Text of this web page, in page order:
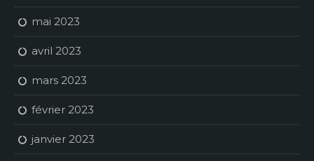
mai 2023
avril 2023
mars 2023
février 2023
janvier 2023